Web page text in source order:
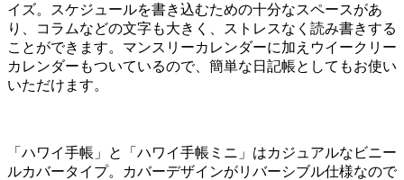
イズ。スケジュールを書き込むための十分なスペースがあ
り、コラムなどの文字も大きく、ストレスなく読み書きする
ことができます。マンスリーカレンダーに加えウイークリー
カレンダーもついているので、簡単な日記帳としてもお使い
いただけます。
「ハワイ手帳」と「ハワイ手帳ミニ」はカジュアルなビニー
ルカバータイプ。カバーデザインがリバーシブル仕様なので